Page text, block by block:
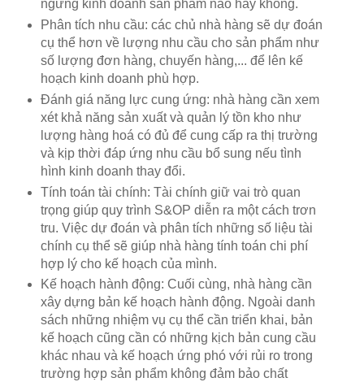
ngừng kinh doanh sản phẩm nào hay không.
Phân tích nhu cầu: các chủ nhà hàng sẽ dự đoán
cụ thể hơn về lượng nhu cầu cho sản phẩm như
số lượng đơn hàng, chuyến hàng,... để lên kế
hoạch kinh doanh phù hợp.
Đánh giá năng lực cung ứng: nhà hàng cần xem
xét khả năng sản xuất và quản lý tồn kho như
lượng hàng hoá có đủ để cung cấp ra thị trường
và kịp thời đáp ứng nhu cầu bổ sung nếu tình
hình kinh doanh thay đổi.
Tính toán tài chính: Tài chính giữ vai trò quan
trọng giúp quy trình S&OP diễn ra một cách trơn
tru. Việc dự đoán và phân tích những số liệu tài
chính cụ thể sẽ giúp nhà hàng tính toán chi phí
hợp lý cho kế hoạch của mình.
Kế hoạch hành động: Cuối cùng, nhà hàng cần
xây dựng bản kế hoạch hành động. Ngoài danh
sách những nhiệm vụ cụ thể cần triển khai, bản
kế hoạch cũng cần có những kịch bản cung cầu
khác nhau và kế hoạch ứng phó với rủi ro trong
trường hợp sản phẩm không đảm bảo chất